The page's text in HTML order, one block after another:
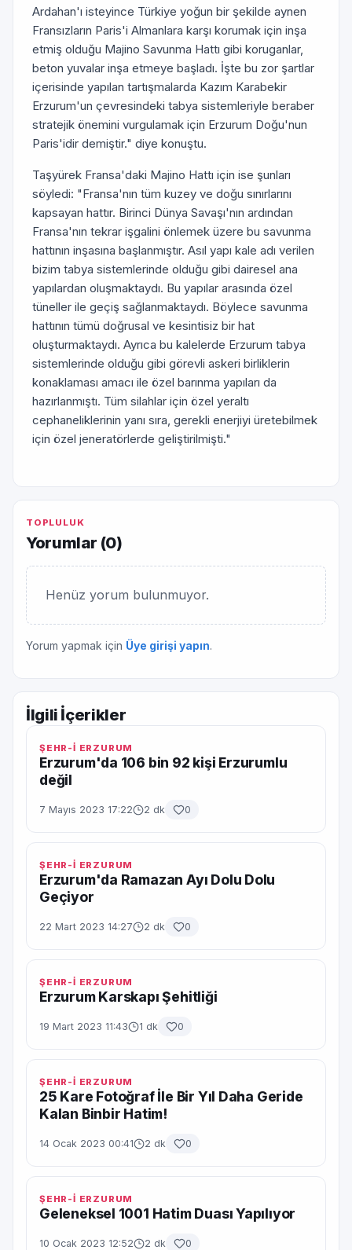
Ardahan'ı isteyince Türkiye yoğun bir şekilde aynen
Fransızların Paris'i Almanlara karşı korumak için inşa
etmiş olduğu Majino Savunma Hattı gibi koruganlar,
beton yuvalar inşa etmeye başladı. İşte bu zor şartlar
içerisinde yapılan tartışmalarda Kazım Karabekir
Erzurum'un çevresindeki tabya sistemleriyle beraber
stratejik önemini vurgulamak için Erzurum Doğu'nun
Paris'idir demiştir." diye konuştu.
Taşyürek Fransa'daki Majino Hattı için ise şunları
söyledi: "Fransa'nın tüm kuzey ve doğu sınırlarını
kapsayan hattır. Birinci Dünya Savaşı'nın ardından
Fransa'nın tekrar işgalini önlemek üzere bu savunma
hattının inşasına başlanmıştır. Asıl yapı kale adı verilen
bizim tabya sistemlerinde olduğu gibi dairesel ana
yapılardan oluşmaktaydı. Bu yapılar arasında özel
tüneller ile geçiş sağlanmaktaydı. Böylece savunma
hattının tümü doğrusal ve kesintisiz bir hat
oluşturmaktaydı. Ayrıca bu kalelerde Erzurum tabya
sistemlerinde olduğu gibi görevli askeri birliklerin
konaklaması amacı ile özel barınma yapıları da
hazırlanmıştı. Tüm silahlar için özel yeraltı
cephaneliklerinin yanı sıra, gerekli enerjiyi üretebilmek
için özel jeneratörlerde geliştirilmişti."
TOPLULUK
Yorumlar (0)
Henüz yorum bulunmuyor.
Yorum yapmak için Üye girişi yapın.
İlgili İçerikler
ŞEHR-İ ERZURUM
Erzurum'da 106 bin 92 kişi Erzurumlu
değil
7 Mayıs 2023 17:22 2 dk 0
ŞEHR-İ ERZURUM
Erzurum'da Ramazan Ayı Dolu Dolu
Geçiyor
22 Mart 2023 14:27 2 dk 0
ŞEHR-İ ERZURUM
Erzurum Karskapı Şehitliği
19 Mart 2023 11:43 1 dk 0
ŞEHR-İ ERZURUM
25 Kare Fotoğraf İle Bir Yıl Daha Geride
Kalan Binbir Hatim!
14 Ocak 2023 00:41 2 dk 0
ŞEHR-İ ERZURUM
Geleneksel 1001 Hatim Duası Yapılıyor
10 Ocak 2023 12:52 2 dk 0